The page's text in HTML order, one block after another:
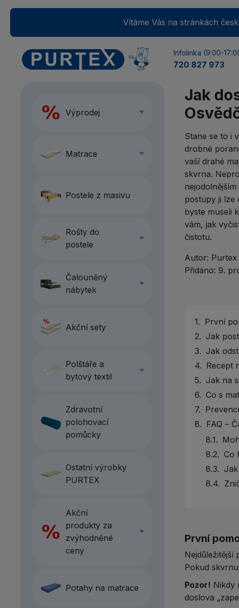
Vítáme Vás na stránkách
Infolinka (9:00-
720 827 973
Výprodej
Matrace
Postele z masivu
Rošty do
postele
Čalouněný
nábytek
Akční sety
Polštáře a
bytový textil
Zdravotní
polohovací
pomůcky
Ostatní výrobky
PURTEX
Akční
produkty za
zvýhodněné
ceny
Potahy na matrace
Jak
Stane se to i
drobné
vaší drahé
skvrna.
postupy ji lze
byste museli
vám, jak
čistotu.
Autor: Purtex
Přidáno: 9.
1. První
2. Jak
3. Jak
4. Recept
5. Jak na
6. Co s
7.
8. FAQ –
8.1.
8.2. Co
8.3.
8.4.
První
Nejdůležitější
Pokud
Pozor! Nikdy
doslova